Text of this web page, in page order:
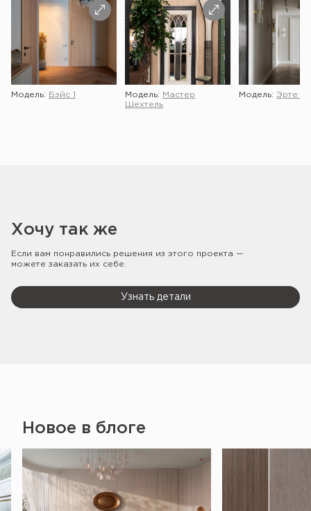
Модель: Бэйс 1 Модель:
Мастер
Шехтель
Модель: Эрте 2
Хочу так же
Если вам понравились решения из этого проекта —
можете заказать их себе.
Узнать детали
Новое в блоге